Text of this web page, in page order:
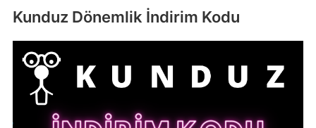
Kunduz Dönemlik İndirim Kodu